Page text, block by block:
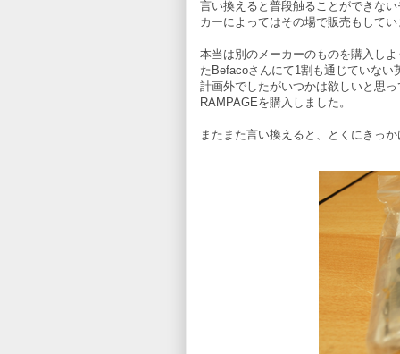
言い換えると普段触ることができな
カーによってはその場で販売もして
本当は別のメーカーのものを購入し
たBefacoさんにて1割も通じていな
計画外でしたがいつかは欲しいと思
RAMPAGEを購入しました。
またまた言い換えると、とくにきっ